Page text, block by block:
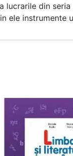
lucrarile din
ele instrumente